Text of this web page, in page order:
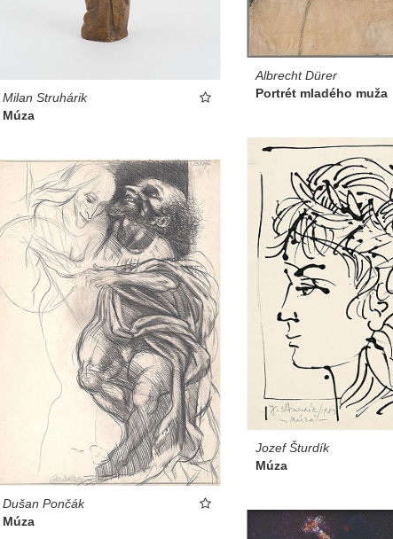
Milan Struhárik
Múza
Albrecht Dürer
Portrét mladého muža
Jozef Šturdík
Múza
Dušan Pončák
Múza